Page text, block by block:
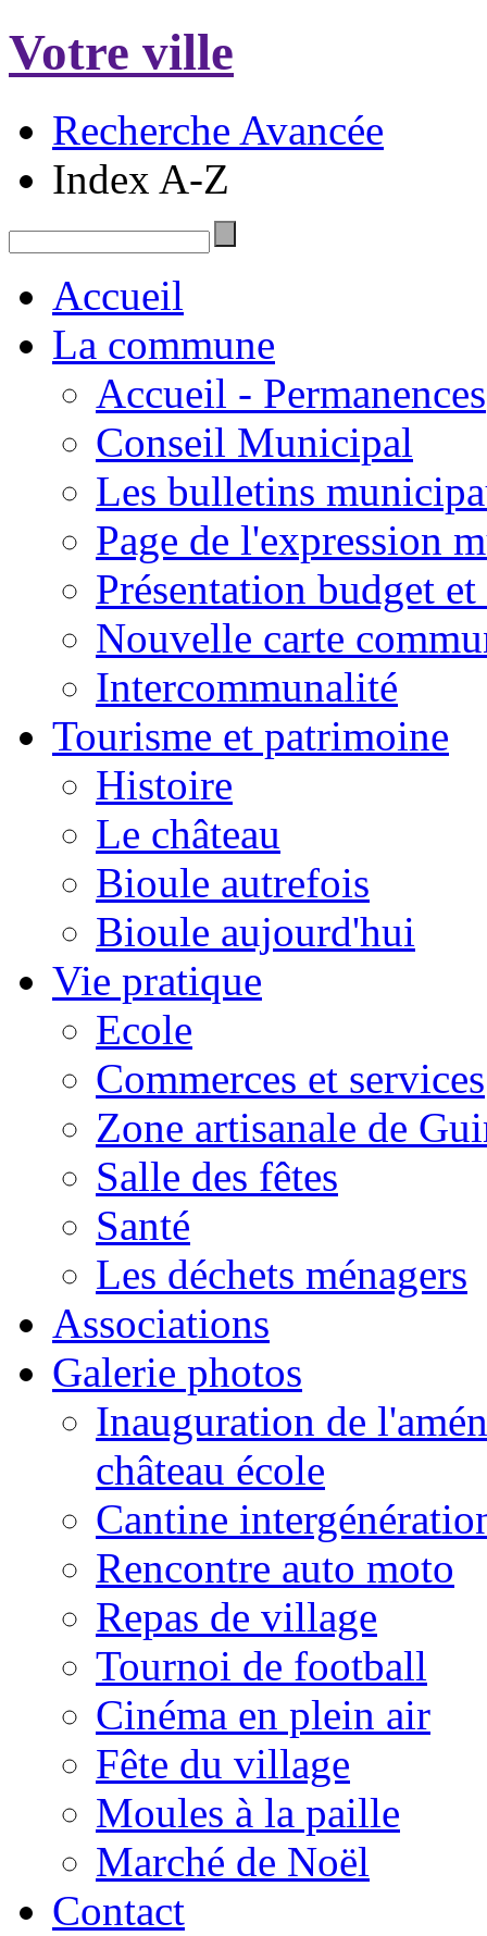
Votre ville
Recherche Avancée
Index A-Z
Accueil
La commune
Accueil - Permanences
Conseil Municipal
Les bulletins
Page de l'expression
Présentation budget
Nouvelle carte
Intercommunalité
Tourisme et patrimoine
Histoire
Le château
Bioule autrefois
Bioule aujourd'hui
Vie pratique
Ecole
Commerces et services
Zone artisanale de
Salle des fêtes
Santé
Les déchets ménagers
Associations
Galerie photos
Inauguration de
château école
Cantine
Rencontre auto moto
Repas de village
Tournoi de football
Cinéma en plein air
Fête du village
Moules à la paille
Marché de Noël
Contact